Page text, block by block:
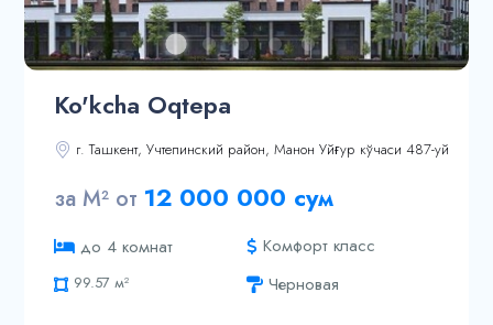
98.4 м²
109.4 м²
Ko'kcha Oqtepa
г. Ташкент, Учтепинский район, Манон Уйғур кўчаси 487-уй
за М² от 12 000 000 сум
до 4 комнат Комфорт класс
58.74 м²
65.15 м²
99.57 м²
Черновая